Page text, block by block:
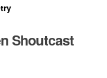
Shoutcast